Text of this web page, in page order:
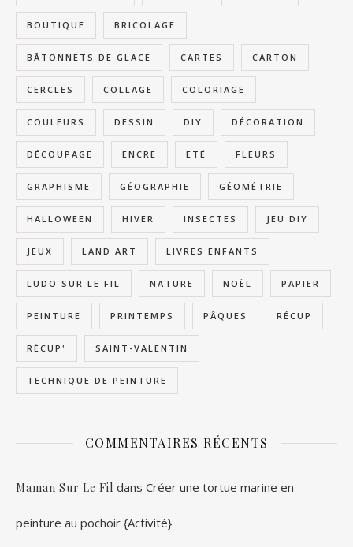
BOUTIQUE BRICOLAGE
BÂTONNETS DE GLACE CARTES CARTON
CERCLES COLLAGE COLORIAGE
COULEURS DESSIN DIY DÉCORATION
DÉCOUPAGE ENCRE ETÉ FLEURS
GRAPHISME GÉOGRAPHIE GÉOMÉTRIE
HALLOWEEN HIVER INSECTES JEU DIY
JEUX LAND ART LIVRES ENFANTS
LUDO SUR LE FIL NATURE NOËL PAPIER
PEINTURE PRINTEMPS PÂQUES RÉCUP
RÉCUP' SAINT-VALENTIN
TECHNIQUE DE PEINTURE
COMMENTAIRES RÉCENTS
Maman Sur Le Fil dans Créer une tortue marine en
peinture au pochoir {Activité}